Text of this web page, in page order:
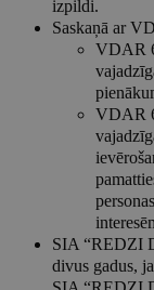
izpildi.
Saskaņā ar
VDAR
VDAR
SIA “REDZI
divus gadus,